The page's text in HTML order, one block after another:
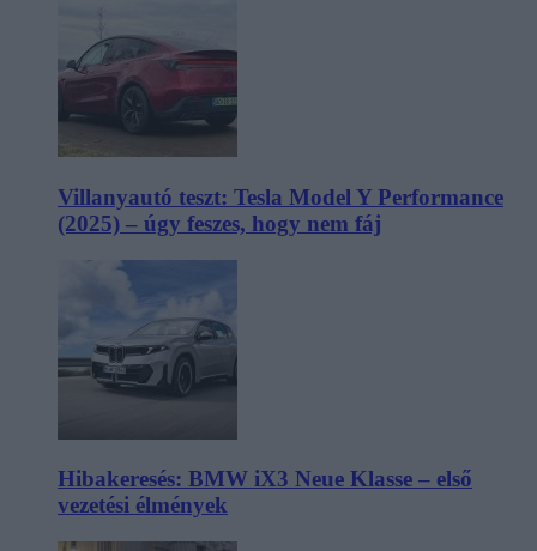
Villanyautó teszt: Tesla Model Y Performance
(2025) – úgy feszes, hogy nem fáj
Hibakeresés: BMW iX3 Neue Klasse – első
vezetési élmények